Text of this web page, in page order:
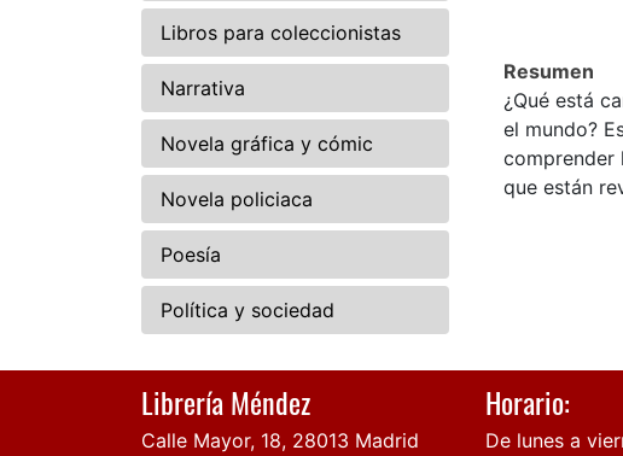
Libros para coleccionistas
Narrativa
Novela gráfica y cómic
Novela policiaca
Poesía
Política y sociedad
Resumen
¿Qué está
el mundo?
comprender
que están
Librería Méndez
Calle Mayor, 18, 28013 Madrid
Horario:
De lunes a